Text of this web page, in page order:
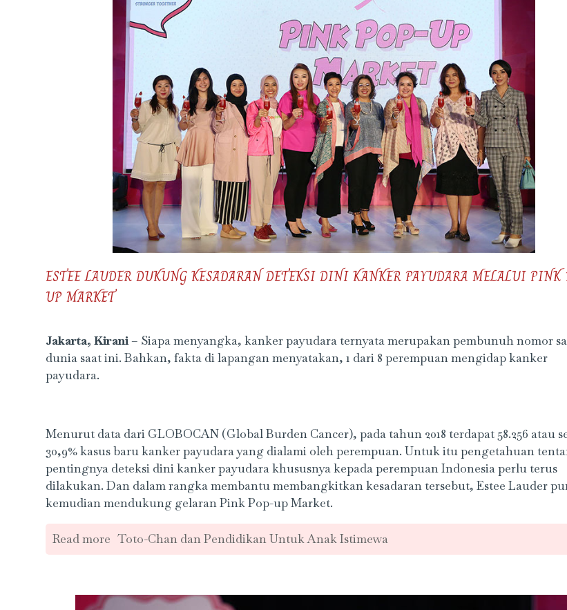
ESTEE LAUDER DUKUNG KESADARAN DETEKSI DINI KANKER PAYUDARA MELALUI PINK
UP MARKET
Jakarta, Kirani– Siapa menyangka, kanker payudara ternyata merupakan pembunuh nomor
dunia saat ini. Bahkan, fakta di lapangan menyatakan, 1 dari 8 perempuan mengidap kanker
payudara.
Menurut data dari GLOBOCAN (Global Burden Cancer), pada tahun 2018 terdapat 58.256 atau
30,9% kasus baru kanker payudara yang dialami oleh perempuan. Untuk itu pengetahuan
pentingnya deteksi dini kanker payudara khususnya kepada perempuan Indonesia perlu terus
dilakukan. Dan dalam rangka membantu membangkitkan kesadaran tersebut, Estee Lauder
kemudian mendukung gelaran Pink Pop-up Market.
Read more Toto-Chan dan Pendidikan Untuk Anak Istimewa